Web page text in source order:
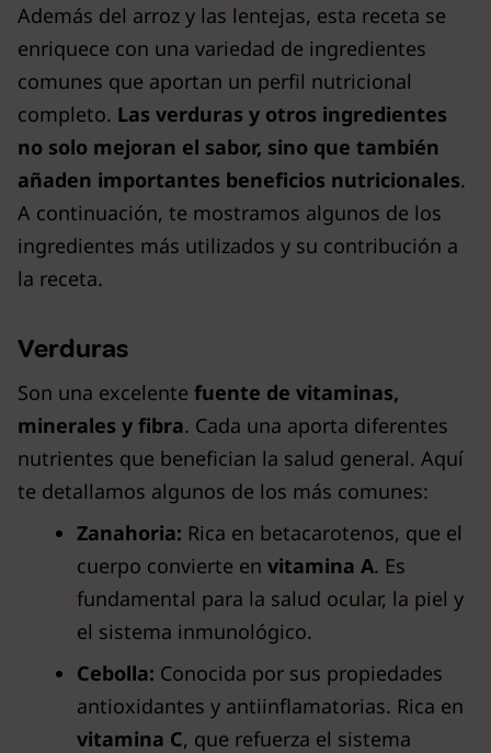
Además del arroz y las lentejas, esta receta se
enriquece con una variedad de ingredientes
comunes que aportan un perfil nutricional
completo. Las verduras y otros ingredientes
no solo mejoran el sabor, sino que también
añaden importantes beneficios nutricionales.
A continuación, te mostramos algunos de los
ingredientes más utilizados y su contribución a
la receta.
Verduras
Son una excelente fuente de vitaminas,
minerales y fibra. Cada una aporta diferentes
nutrientes que benefician la salud general. Aquí
te detallamos algunos de los más comunes:
Zanahoria: Rica en betacarotenos, que el
cuerpo convierte en vitamina A. Es
fundamental para la salud ocular, la piel y
el sistema inmunológico.
Cebolla: Conocida por sus propiedades
antioxidantes y antiinflamatorias. Rica en
vitamina C, que refuerza el sistema